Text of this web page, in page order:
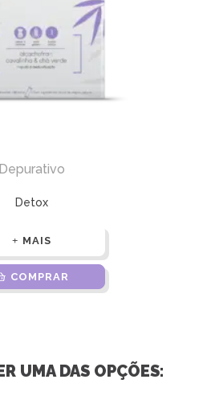
Depurativo
Detox
MAIS
COMPRAR
UMA DAS OPÇÕES: